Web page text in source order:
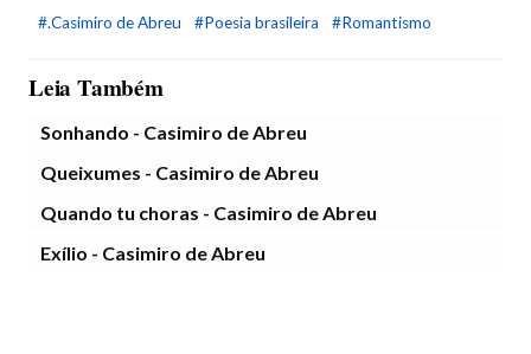
#.Casimiro de Abreu #Poesia brasileira #Romantismo
Leia Também
Sonhando - Casimiro de Abreu
Queixumes - Casimiro de Abreu
Quando tu choras - Casimiro de Abreu
Exílio - Casimiro de Abreu